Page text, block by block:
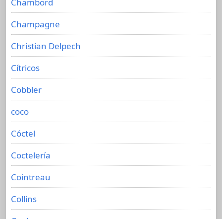
Champagne
Christian Delpech
Cítricos
Cobbler
coco
Cóctel
Coctelería
Cointreau
Collins